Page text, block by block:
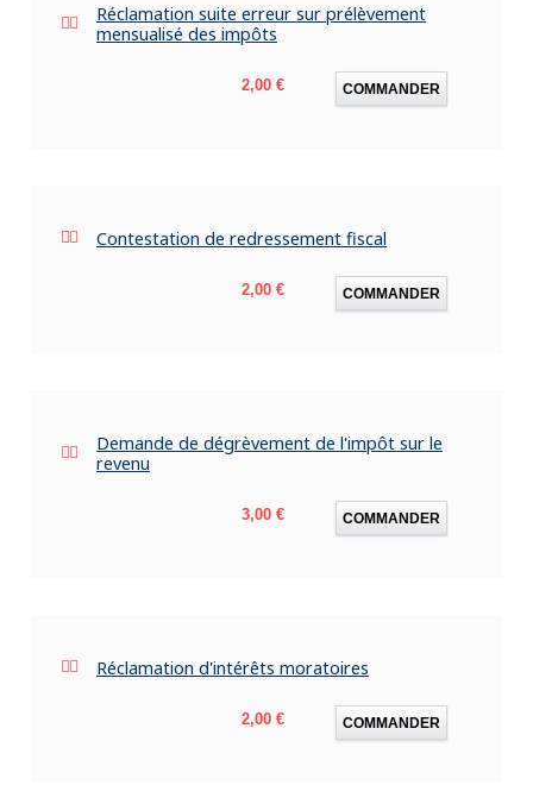
Réclamation suite erreur sur prélèvement
mensualisé des impôts
Prix
2,00 € COMMANDER
Contestation de redressement fiscal
Prix
2,00 € COMMANDER
Demande de dégrèvement de l'impôt sur le
revenu
Prix
3,00 € COMMANDER
Réclamation d'intérêts moratoires
Prix
2,00 € COMMANDER